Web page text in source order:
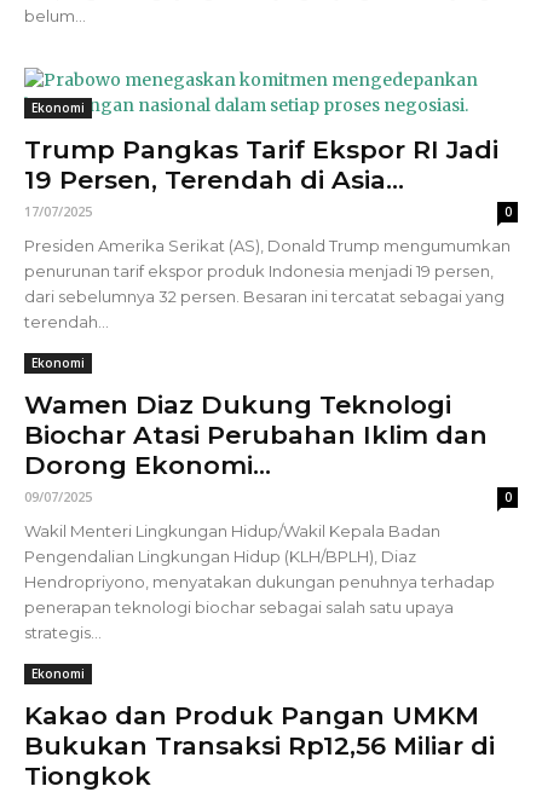
belum...
Ekonomi
Trump Pangkas Tarif Ekspor RI Jadi
19 Persen, Terendah di Asia...
17/07/2025 0
Presiden Amerika Serikat (AS), Donald Trump mengumumkan
penurunan tarif ekspor produk Indonesia menjadi 19 persen,
dari sebelumnya 32 persen. Besaran ini tercatat sebagai yang
terendah...
Ekonomi
Wamen Diaz Dukung Teknologi
Biochar Atasi Perubahan Iklim dan
Dorong Ekonomi...
09/07/2025 0
Wakil Menteri Lingkungan Hidup/Wakil Kepala Badan
Pengendalian Lingkungan Hidup (KLH/BPLH), Diaz
Hendropriyono, menyatakan dukungan penuhnya terhadap
penerapan teknologi biochar sebagai salah satu upaya
strategis...
Ekonomi
Kakao dan Produk Pangan UMKM
Bukukan Transaksi Rp12,56 Miliar di
Tiongkok